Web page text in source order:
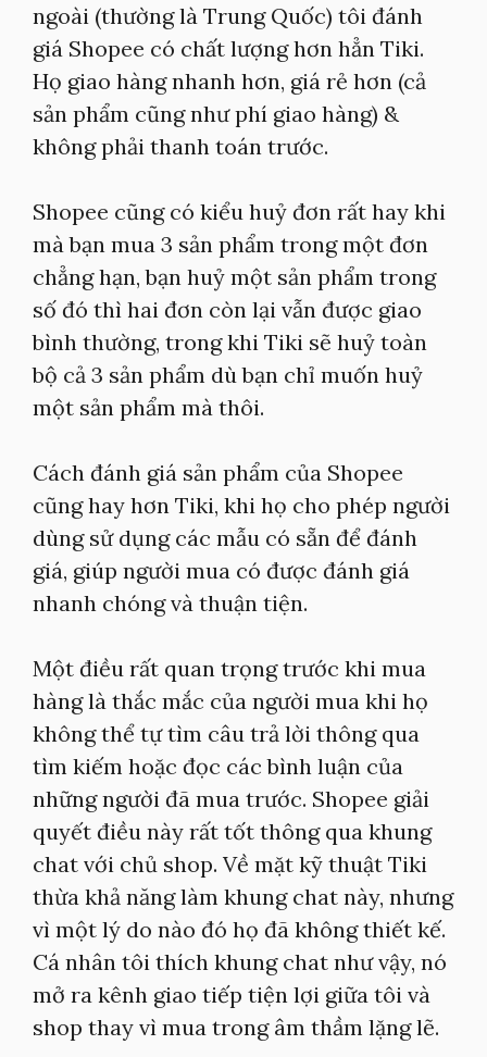
ngoài (thường là Trung Quốc) tôi đánh
giá Shopee có chất lượng hơn hẳn Tiki.
Họ giao hàng nhanh hơn, giá rẻ hơn (cả
sản phẩm cũng như phí giao hàng) &
không phải thanh toán trước.
Shopee cũng có kiểu huỷ đơn rất hay khi
mà bạn mua 3 sản phẩm trong một đơn
chẳng hạn, bạn huỷ một sản phẩm trong
số đó thì hai đơn còn lại vẫn được giao
bình thường, trong khi Tiki sẽ huỷ toàn
bộ cả 3 sản phẩm dù bạn chỉ muốn huỷ
một sản phẩm mà thôi.
Cách đánh giá sản phẩm của Shopee
cũng hay hơn Tiki, khi họ cho phép người
dùng sử dụng các mẫu có sẵn để đánh
giá, giúp người mua có được đánh giá
nhanh chóng và thuận tiện.
Một điều rất quan trọng trước khi mua
hàng là thắc mắc của người mua khi họ
không thể tự tìm câu trả lời thông qua
tìm kiếm hoặc đọc các bình luận của
những người đã mua trước. Shopee giải
quyết điều này rất tốt thông qua khung
chat với chủ shop. Về mặt kỹ thuật Tiki
thừa khả năng làm khung chat này, nhưng
vì một lý do nào đó họ đã không thiết kế.
Cá nhân tôi thích khung chat như vậy, nó
mở ra kênh giao tiếp tiện lợi giữa tôi và
shop thay vì mua trong âm thầm lặng lẽ.